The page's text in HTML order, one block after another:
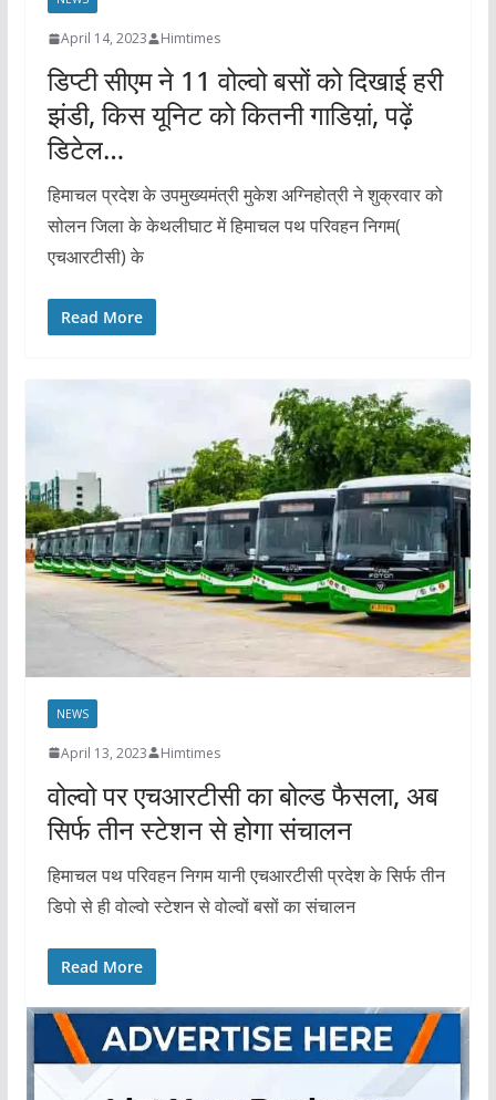
April 14, 2023 Himtimes
डिप्टी सीएम ने 11 वोल्वो बसों को दिखाई हरी
झंडी, किस यूनिट को कितनी गाडिय़ां, पढ़ें
डिटेल…
हिमाचल प्रदेश के उपमुख्यमंत्री मुकेश अग्निहोत्री ने शुक्रवार को
सोलन जिला के केथलीघाट में हिमाचल पथ परिवहन निगम(
एचआरटीसी) के
Read More
NEWS
April 13, 2023 Himtimes
वोल्वो पर एचआरटीसी का बोल्ड फैसला, अब
सिर्फ तीन स्टेशन से होगा संचालन
हिमाचल पथ परिवहन निगम यानी एचआरटीसी प्रदेश के सिर्फ तीन
डिपो से ही वोल्वो स्टेशन से वोल्वों बसों का संचालन
Read More